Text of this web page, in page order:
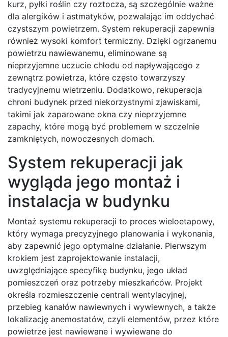
kurz, pyłki roślin czy roztocza, są szczególnie ważne
dla alergików i astmatyków, pozwalając im oddychać
czystszym powietrzem. System rekuperacji zapewnia
również wysoki komfort termiczny. Dzięki ogrzanemu
powietrzu nawiewanemu, eliminowane są
nieprzyjemne uczucie chłodu od napływającego z
zewnątrz powietrza, które często towarzyszy
tradycyjnemu wietrzeniu. Dodatkowo, rekuperacja
chroni budynek przed niekorzystnymi zjawiskami,
takimi jak zaparowane okna czy nieprzyjemne
zapachy, które mogą być problemem w szczelnie
zamkniętych, nowoczesnych domach.
System rekuperacji jak
wygląda jego montaż i
instalacja w budynku
Montaż systemu rekuperacji to proces wieloetapowy,
który wymaga precyzyjnego planowania i wykonania,
aby zapewnić jego optymalne działanie. Pierwszym
krokiem jest zaprojektowanie instalacji,
uwzględniające specyfikę budynku, jego układ
pomieszczeń oraz potrzeby mieszkańców. Projekt
określa rozmieszczenie centrali wentylacyjnej,
przebieg kanałów nawiewnych i wywiewnych, a także
lokalizację anemostatów, czyli elementów, przez które
powietrze jest nawiewane i wywiewane do